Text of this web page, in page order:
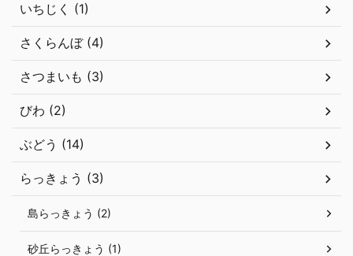
いちじく (1)
さくらんぼ (4)
さつまいも (3)
びわ (2)
ぶどう (14)
らっきょう (3)
島らっきょう (2)
砂丘らっきょう (1)